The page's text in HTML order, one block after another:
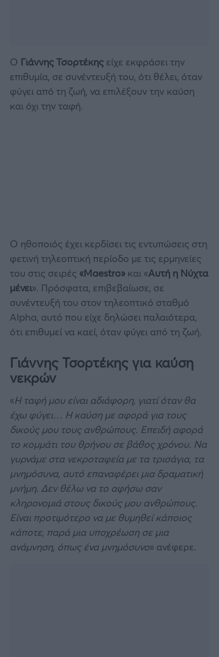
Ο Γιάννης Τσορτέκης είχε εκφράσει την
επιθυμία, σε συνέντευξή του, ότι θέλει, όταν
φύγει από τη ζωή, να επιλέξουν την καύση
και όχι την ταφή.
Ο ηθοποιός έχει κερδίσει τις εντυπώσεις στη
φετινή τηλεοπτική περίοδο με τις ερμηνείες
του στις σειρές «Maestro» και «Αυτή η Νύχτα
μένει». Πρόσφατα, επιβεβαίωσε, σε
συνέντευξή του στον τηλεοπτικό σταθμό
Alpha, αυτό που είχε δηλώσει παλαιότερα,
ότι επιθυμεί να καεί, όταν φύγει από τη ζωή.
Γιάννης Τσορτέκης για καύση
νεκρών
«Η ταφή μου είναι αδιάφορη, γιατί όταν θα
έχω φύγει… Η καύση με αφορά για τους
δικούς μου τους ανθρώπους. Επειδή αφορά
το κομμάτι του θρήνου σε βάθος χρόνου. Να
γυρνάμε στα νεκροταφεία με τα τρισάγια, τα
μνημόσυνα, αυτό επαναφέρει μια δραματική
μνήμη. Δεν θέλω να το αφήσω σαν
κληρονομιά στους δικούς μου ανθρώπους.
Είναι προτιμότερο να με θυμηθεί κάποιος
κάποτε, παρά μια υποχρέωση σε μια
ανάμνηση, όπως ένα μνημόσυνο» ανέφερε.